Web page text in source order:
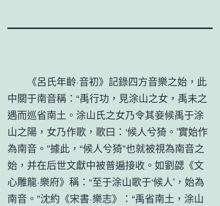
《呂氏年齡·音初》記錄四方音樂之始，此
中關于南音稱：“禹行功，見涂山之女，禹未之
遇而巡省南土。涂山氏之女乃令其妾候禹于涂
山之陽，女乃作歌，歌曰：‘候人兮猗。’實始作
為南音。”據此，“候人兮猗”也就被視為南音之
始，并在后世文獻中被普遍接收。如劉勰《文
心雕龍·樂府》稱：“至于涂山歌于‘候人’，始為
南音。”沈約《宋書·樂志》：“禹省南土，涂山